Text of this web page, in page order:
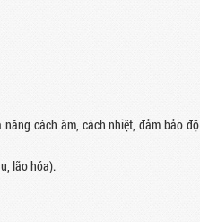
cách âm, cách nhiệt, đảm bảo độ
lão hóa).